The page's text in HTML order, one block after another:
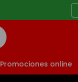
Promociones online